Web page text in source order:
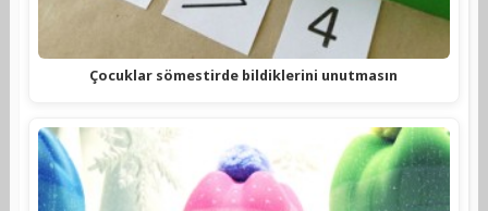
Çocuklar sömestirde bildiklerini unutmasın